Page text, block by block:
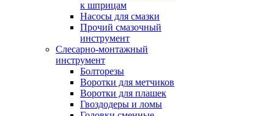
к шприцам
Насосы для смазки
Прочий смазочный
инструмент
Слесарно-монтажный
инструмент
Болторезы
Воротки для метчиков
Воротки для плашек
Гвоздодеры и ломы